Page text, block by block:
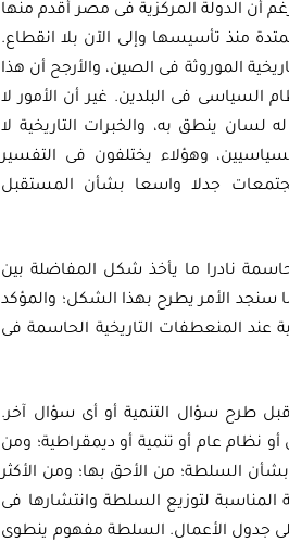
أن الدولة المركزية فى مصر أقدم منها
منذ تأسيسها وإلى الآن بلا انقطاع.
الموروثة فى الصين، والأرجح أن هذا
السياسى فى البلدين. غير أن الأمور لا
ينطق به، والخبرات التاريخية لا
وهؤلاء يختلفون فى التفسير
جدلا واسعا بشأن المستقبل
نادرا ما يأخذ شكل المفاضلة بين
ما سنجد الأمر يطرح بهذا الشكل؛ والمؤكد
عند المنعطفات التاريخية الحاسمة فى
قبل طرح سؤال التنمية أو أى سؤال آخر.
نظام عام أو تنمية أو ديمقراطية؛ ومن
السلطة؛ من الأحق بها؛ ومن الأكثر
المناسبة لتوزيع السلطة وانتشارها فى
على جدول الأعمال. السلطة مفهوم ينطوى
Add To Cart